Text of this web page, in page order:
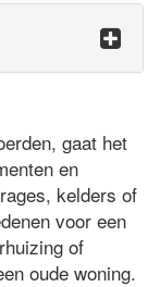
gaat het
en
kelders of
voor een
of
oude woning.